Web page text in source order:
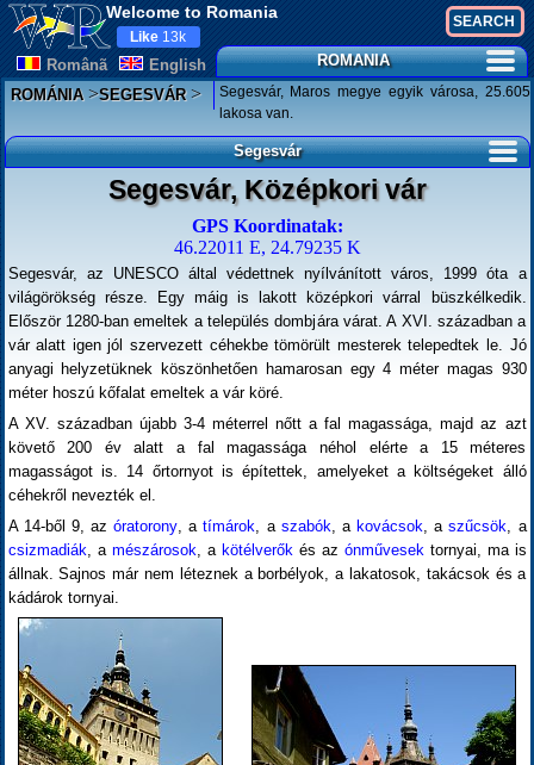
Welcome to Romania
Românã English
Like 13k
ROMANIA
ROMÁNIA>SEGESVÁR>
Segesvár, Maros megye egyik városa, 25.605
lakosa van.
Segesvár
Segesvár, Középkori vár
GPS Koordinatak:
46.22011 E, 24.79235 K
Segesvár, az UNESCO által védettnek nyílvánított város, 1999 óta a
világörökség része. Egy máig is lakott középkori várral büszkélkedik.
Először 1280-ban emeltek a település dombjára várat. A XVI. században a
vár alatt igen jól szervezett céhekbe tömörült mesterek telepedtek le. Jó
anyagi helyzetüknek köszönhetően hamarosan egy 4 méter magas 930
méter hoszú kőfalat emeltek a vár köré.
A XV. században újabb 3-4 méterrel nőtt a fal magassága, majd az azt
követő 200 év alatt a fal magassága néhol elérte a 15 méteres
magasságot is. 14 őrtornyot is építettek, amelyeket a költségeket álló
céhekről nevezték el.
A 14-ből 9, azóratorony, atímárok, a szabók, a kovácsok, aszűcsök, a
csizmadiák, a mészárosok, a kötélverőkés az ónművesektornyai, ma is
állnak. Sajnos már nem léteznek a borbélyok, a lakatosok, takácsok és a
kádárok tornyai.